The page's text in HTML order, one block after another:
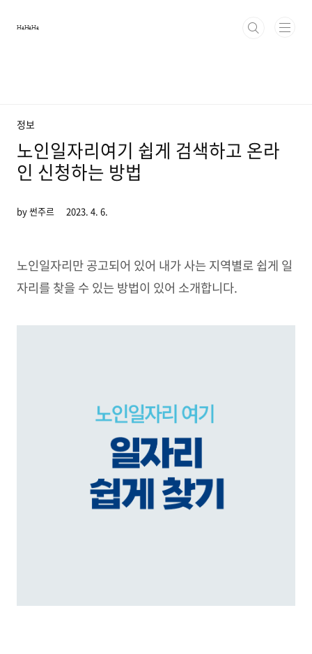
HaHaHa
정보
노인일자리여기 쉽게 검색하고 온라
인 신청하는 방법
by 썬주르 2023. 4. 6.
노인일자리만 공고되어 있어 내가 사는 지역별로 쉽게 일
자리를 찾을 수 있는 방법이 있어 소개합니다.